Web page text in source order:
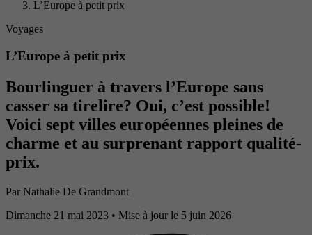
L’Europe à petit prix
Voyages
L’Europe à petit prix
Bourlinguer à travers l’Europe sans
casser sa tirelire? Oui, c’est possible!
Voici sept villes européennes pleines de
charme et au surprenant rapport qualité-
prix.
Par Nathalie De Grandmont
Dimanche 21 mai 2023 • Mise à jour le 5 juin 2026